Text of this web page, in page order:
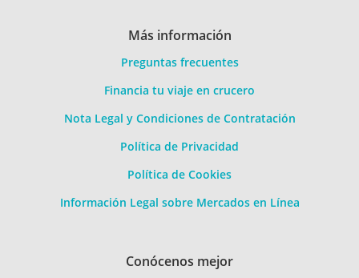
Más información
Preguntas frecuentes
Financia tu viaje en crucero
Nota Legal y Condiciones de Contratación
Política de Privacidad
Política de Cookies
Información Legal sobre Mercados en Línea
Conócenos mejor